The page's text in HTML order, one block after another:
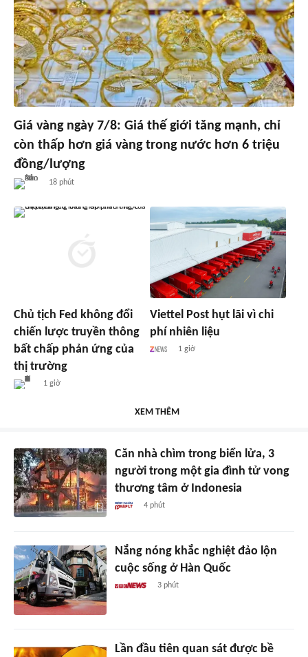
Giá vàng ngày 7/8: Giá thế giới tăng mạnh, chỉ
còn thấp hơn giá vàng trong nước hơn 6 triệu
đồng/lượng
18 phút
Chủ tịch Fed không đổi
chiến lược truyền thông
bất chấp phản ứng của
thị trường
1 giờ
Viettel Post hụt lãi vì chi
phí nhiên liệu
1 giờ
XEM THÊM
Căn nhà chìm trong biển lửa, 3
người trong một gia đình tử vong
thương tâm ở Indonesia
4 phút
Nắng nóng khắc nghiệt đảo lộn
cuộc sống ở Hàn Quốc
3 phút
Lần đầu tiên quan sát được bề